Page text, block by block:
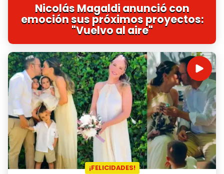
Nicolás Magaldi anunció con
emoción sus próximos proyectos:
"Vuelvo al aire"
¡FELICIDADES!